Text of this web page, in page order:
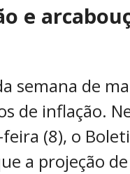
e
semana de
de inflação.
(8), o
a projeção